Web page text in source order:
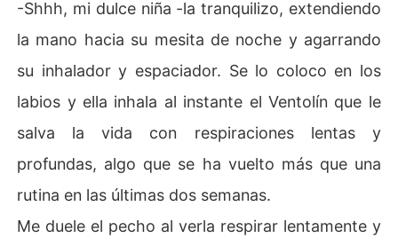
-Shhh, mi dulce niña -la tranquilizo, extendiendo
la mano hacia su mesita de noche y agarrando
su inhalador y espaciador. Se lo coloco en los
labios y ella inhala al instante el Ventolín que le
salva la vida con respiraciones lentas y
profundas, algo que se ha vuelto más que una
rutina en las últimas dos semanas.
Me duele el pecho al verla respirar lentamente y